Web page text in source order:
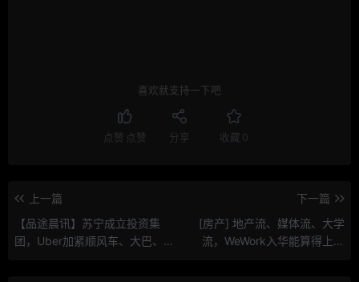
喜欢就支持一下吧
点赞 点赞 分享 收藏 0
上一篇
【品途晨讯】苏宁成立投资集
团，Uber加紧顺风车、大巴、
下一篇
[房产] 地产流、媒体流、大学
流，WeWork入华能算得上几